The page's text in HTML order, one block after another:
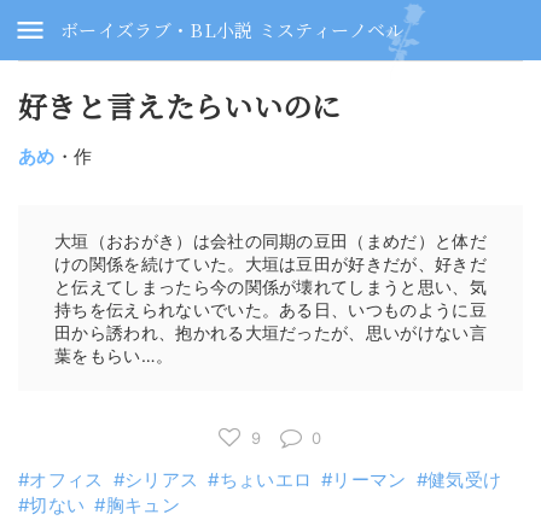
ボーイズラブ・BL小説 ミスティーノベル
好きと言えたらいいのに
あめ ・作
大垣（おおがき）は会社の同期の豆田（まめだ）と体だ
けの関係を続けていた。大垣は豆田が好きだが、好きだ
と伝えてしまったら今の関係が壊れてしまうと思い、気
持ちを伝えられないでいた。ある日、いつものように豆
田から誘われ、抱かれる大垣だったが、思いがけない言
葉をもらい…。
9 0
オフィス シリアス ちょいエロ リーマン
健気受け
切ない
胸キュン